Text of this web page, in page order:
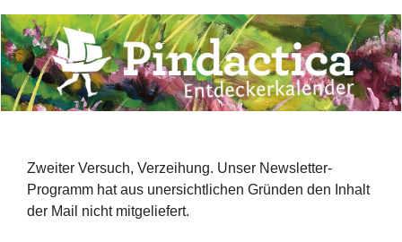
Zweiter Versuch, Verzeihung. Unser Newsletter-
Programm hat aus unersichtlichen Gründen den Inhalt
der Mail nicht mitgeliefert.